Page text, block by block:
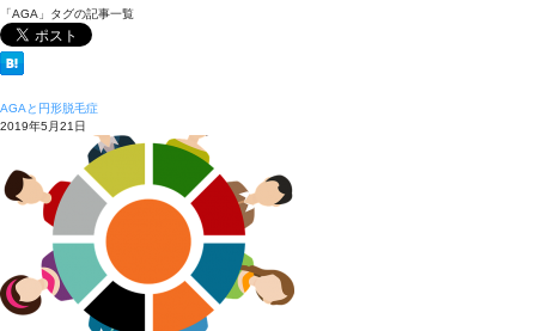
「AGA」タグの記事一覧
AGAと円形脱毛症
2019年5月21日